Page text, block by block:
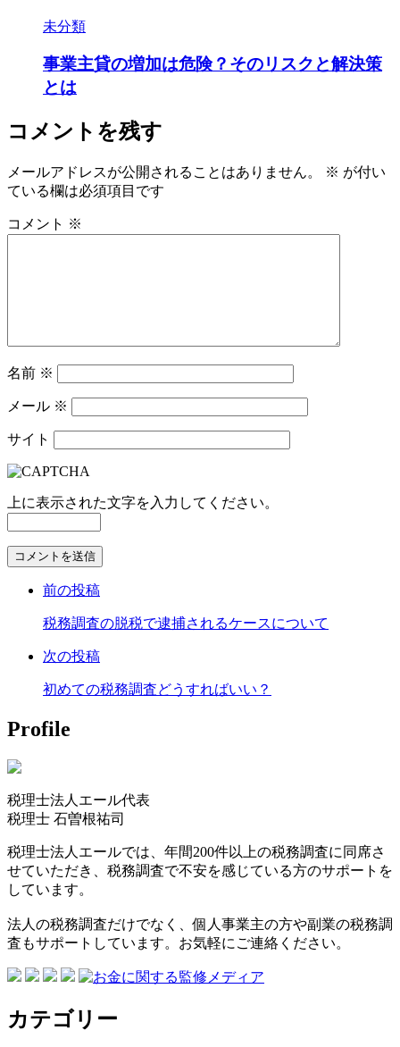
未分類
事業主貸の増加は危険？そのリスクと解決策
とは
コメントを残す
メールアドレスが公開されることはありません。 ※ が付い
ている欄は必須項目です
コメント ※
名前 ※
メール ※
サイト
上に表示された文字を入力してください。
コ
す
前の投稿
税務調査の脱税で逮捕されるケースについて
次の投稿
初めての税務調査どうすればいい？
Profile
税理士法人エール代表
税理士 石曽根祐司
税理士法人エールでは、年間200件以上の税務調査に同席さ
せていただき、税務調査で不安を感じている方のサポートを
しています。
法人の税務調査だけでなく、個人事業主の方や副業の税務調
査もサポートしています。お気軽にご連絡ください。
カテゴリー